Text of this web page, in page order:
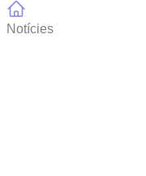
Notícies